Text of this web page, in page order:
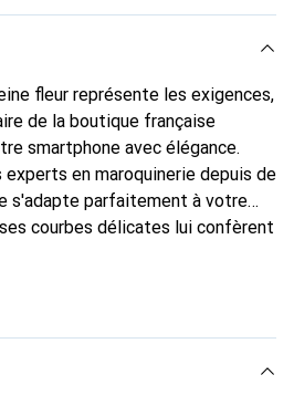
fleur représente les exigences,
de la boutique française
smartphone avec élégance.
experts en maroquinerie depuis de
s'adapte parfaitement à votre
courbes délicates lui confèrent
smartphone. Reconnaître
sûr pour une clientèle